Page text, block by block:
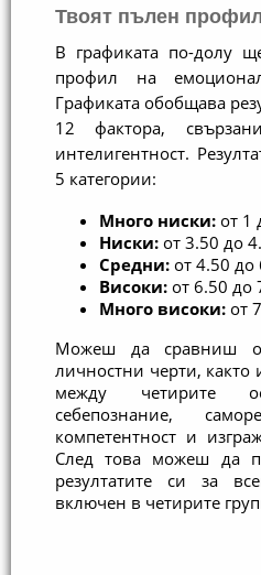
Твоят пълен
В графиката по-долу
профил на
Графиката обобщава
12 фактора,
интелигентност.
5 категории:
Много ниски: от 1
Ниски: от 3.50 до
Средни: от 4.50 до
Високи: от 6.50 до
Много високи: от
Можеш да сравниш
личностни черти,
между четирите
себепознание,
компетентност и
След това можеш да
резултатите си за
включен в четирите